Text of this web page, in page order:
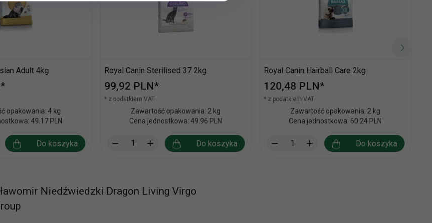
Adult 4kg
opakowania: 4 kg
49.17 PLN
Do koszyka
Royal Canin Sterilised 37 2kg
99,92 PLN*
* z podatkiem VAT
Zawartość opakowania: 2 kg
Cena jednostkowa: 49.96 PLN
Do koszyka
Royal Canin Hairball Care 2kg
120,48 PLN*
* z podatkiem VAT
Zawartość opakowania: 2 kg
Cena jednostkowa: 60.24 PLN
Do koszyka
Niedźwiedzki Dragon Living Virgo